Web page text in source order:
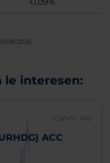
08/2026
le interesen:
CNMV: 140
ACC